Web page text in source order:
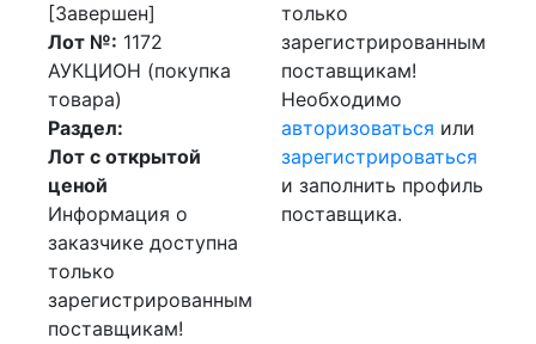
[Завершен]
Лот №: 1172
АУКЦИОН (покупка
товара)
Раздел:
Лот с открытой
ценой
Информация о
заказчике доступна
только
зарегистрированным
поставщикам!
только
зарегистрированным
поставщикам!
Необходимо
авторизоваться или
зарегистрироваться
и заполнить профиль
поставщика.